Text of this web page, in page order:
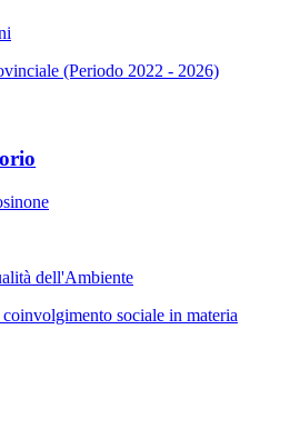
(Periodo 2022 - 2026)
dell'Ambiente
sociale in materia